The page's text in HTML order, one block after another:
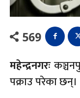
569
महेन्द्रनगरः
पक्राउ परेका छन्।